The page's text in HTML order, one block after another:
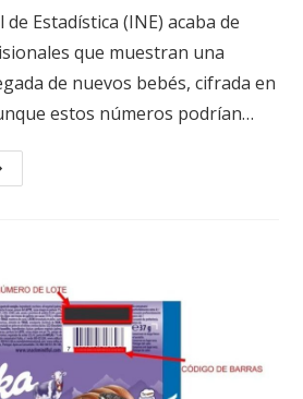
Estadística (INE) acaba de
que muestran una
de nuevos bebés, cifrada en
estos números podrían…